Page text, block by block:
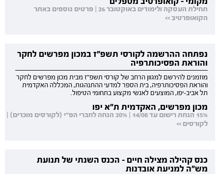
תחילת העסקה ולימודים באוקטובר 26 | פרטים נוספים באתר
הקואופרטיב >>
נפתחה ההרשמה לקורסי תשפ"ז במכון מפרשים לחקר
והוראת הפסיכותרפיה
מוזמנים להירשם למגוון הרחב של קורסי תשפ"ז מבית מכון מפרשים לחקר
והוראת הפסיכותרפיה, בית הספר למדעי ההתנהגות, המכללה האקדמית
תל אביב-יפו, המוצעים לאנשי מקצוע בתחומי הטיפול.
מכון מפרשים, האקדמית ת"א יפו
15% הנחת רישום עד 14/08 | 20% הנחה לחברי הפ"י (לקורסים מוכרים) |
לקורסים >>
כנס קהילה מצילה חיים - הכנס השנתי של תנועת
מש"ה למניעת אובדנות